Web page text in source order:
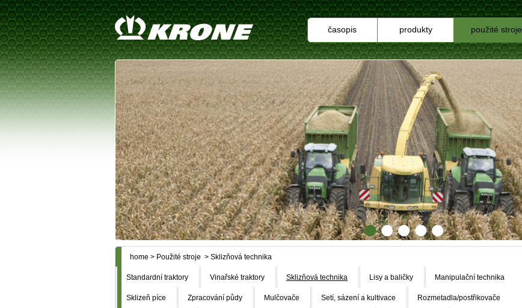
časopis produkty použité stroje
home > Použité stroje > Sklizňová technika
Standardní traktory Vinařské traktory Sklizňová technika Lisy a baličky Manipulační technika
Sklizeň píce Zpracování půdy Mulčovače Setí, sázení a kultivace Rozmetadla/postřikovače